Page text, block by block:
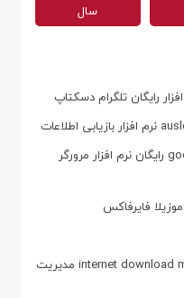
سال
دانلود google chrome 145.0.7632.117 رایگان نرم افزار مرورگر
دانلود internet download manager (IDM) 6.42.61 Retail مدیریت